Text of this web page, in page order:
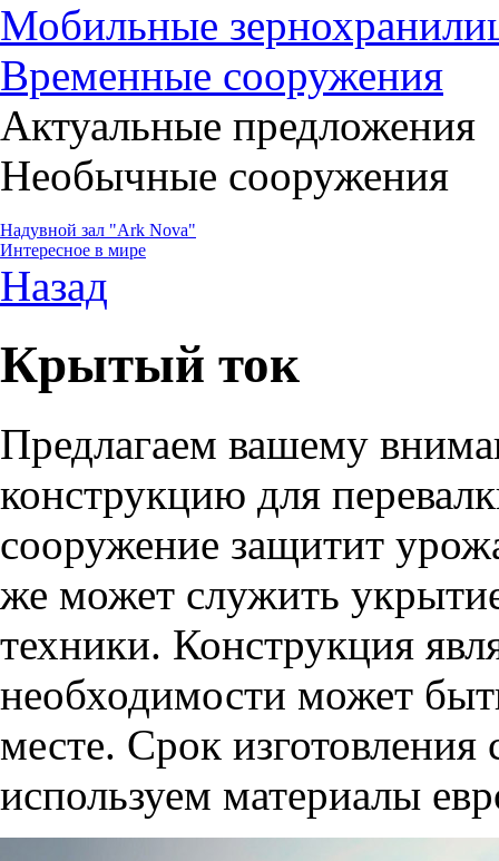
Мобильные
Временные сооружения
Актуальные предложения
Необычные сооружения
Надувной зал "Ark Nova"
Интересное в мире
Назад
Крытый ток
Предлагаем вашему
конструкцию для
сооружение защитит
же может служить
техники. Конструкция
необходимости может
месте. Срок
используем материалы